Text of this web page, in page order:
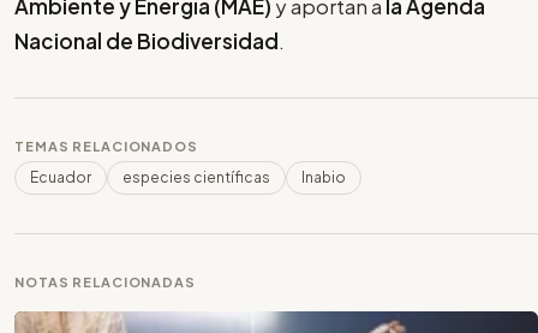
Ambiente y Energía (MAE) y aportan a la Agenda
Nacional de Biodiversidad.
TEMAS RELACIONADOS
Ecuador especies científicas Inabio
NOTAS RELACIONADAS